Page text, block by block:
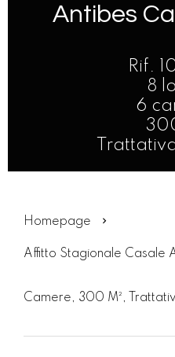
Antibes
Rif.
8
6
Homepage
Affitto Stagionale Casale
Camere, 300 M²,